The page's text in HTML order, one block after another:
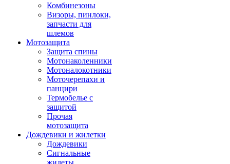
Комбинезоны
Визоры, пинлоки,
запчасти для
шлемов
Мотозащита
Защита спины
Мотонаколенники
Мотоналокотники
Моточерепахи и
панцири
Термобелье с
защитой
Прочая
мотозащита
Дождевики и жилетки
Дождевики
Сигнальные
жилеты